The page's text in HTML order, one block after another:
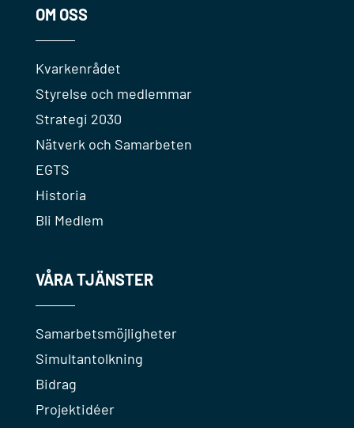
OM OSS
Kvarkenrådet
Styrelse och medlemmar
Strategi 2030
Nätverk och Samarbeten
EGTS
Historia
Bli Medlem
VÅRA TJÄNSTER
Samarbetsmöjligheter
Simultantolkning
Bidrag
Projektidéer